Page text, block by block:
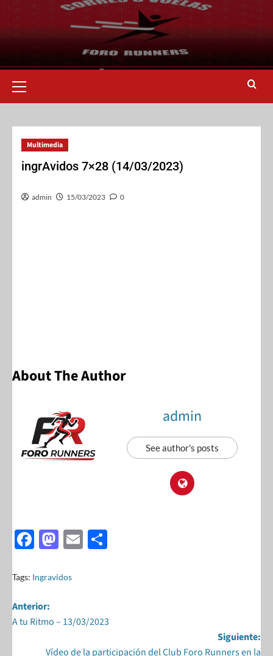
Multimedia
ingrAvidos 7×28 (14/03/2023)
admin 15/03/2023 0
About The Author
admin
See author's posts
F
e
b
o
M
to
o
E
Tags: Ingravidos
Anterior:
A tu Ritmo – 13/03/2023
Siguiente:
Vídeo de la participación del Club Foro Runners en la